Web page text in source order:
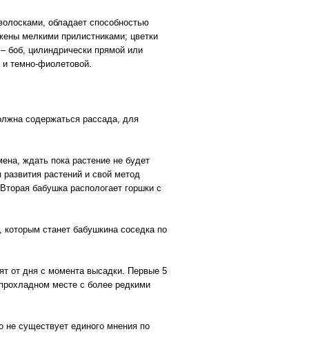
обладает способностью
мелкими прилистниками; цветки
боб, цилиндрически прямой или
темно-фиолетовой.
содержаться рассада, для
ждать пока растение не будет
растений и свой метод
бабушка распологает горшки с
станет бабушкина соседка по
от дня с момента высадки. Первые 5
месте с более редкими
не существует единого мнения по